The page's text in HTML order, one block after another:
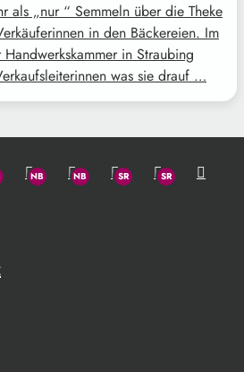
als „nur “ Semmeln über die Theke
in den Bäckereien. Im
in Straubing
was sie drauf …